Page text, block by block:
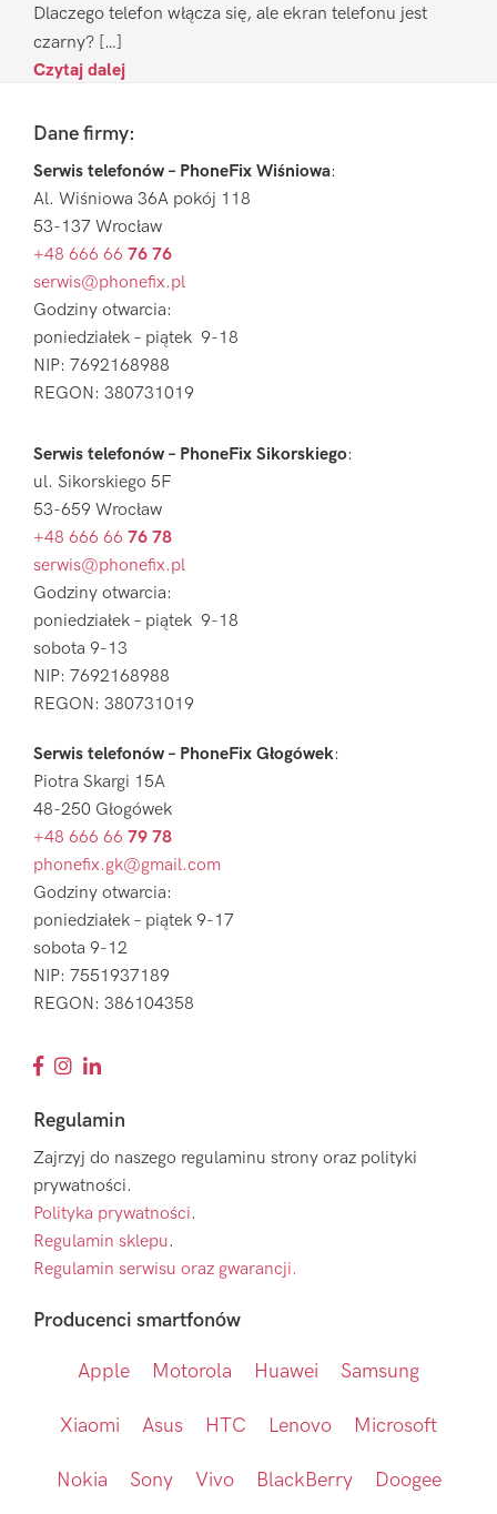
Dlaczego telefon włącza się, ale ekran telefonu jest
czarny? […]
Czytaj dalej
FooterDane firmy:
Serwis telefonów – PhoneFix Wiśniowa:
Al. Wiśniowa 36A pokój 118
53-137 Wrocław
+48 666 66 76 76
serwis@phonefix.pl
Godziny otwarcia:
poniedziałek – piątek 9-18
NIP: 7692168988
REGON: 380731019
Serwis telefonów – PhoneFix Sikorskiego:
ul. Sikorskiego 5F
53-659 Wrocław
+48 666 66 76 78
serwis@phonefix.pl
Godziny otwarcia:
poniedziałek – piątek 9-18
sobota 9-13
NIP: 7692168988
REGON: 380731019
Serwis telefonów – PhoneFix Głogówek:
Piotra Skargi 15A
48-250 Głogówek
+48 666 66 79 78
phonefix.gk@gmail.com
Godziny otwarcia:
poniedziałek – piątek 9-17
sobota 9-12
NIP: 7551937189
REGON: 386104358
Regulamin
Zajrzyj do naszego regulaminu strony oraz polityki
prywatności.
Polityka prywatności.
Regulamin sklepu.
Regulamin serwisu oraz gwarancji.
Producenci smartfonów
Apple Motorola Huawei Samsung
Xiaomi Asus HTC Lenovo Microsoft
Nokia Sony Vivo BlackBerry Doogee